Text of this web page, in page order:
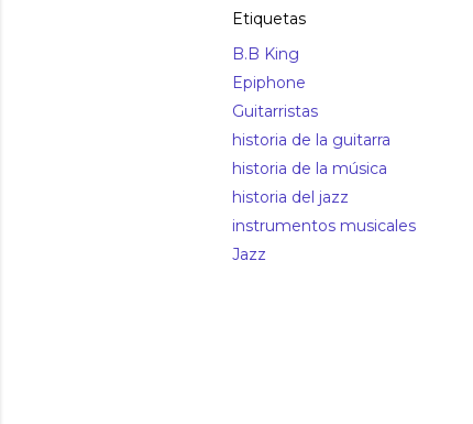
Etiquetas
B.B King
Epiphone
Guitarristas
historia de la guitarra
historia de la música
historia del jazz
instrumentos musicales
Jazz